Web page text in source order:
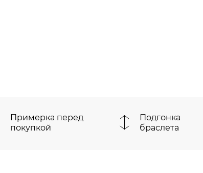
Примерка перед
покупкой
Подгонка
браслета